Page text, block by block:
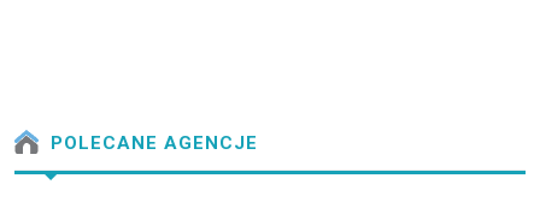
POLECANE AGENCJE